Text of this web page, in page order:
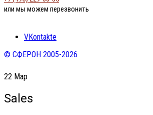
или мы можем перезвонить
VKontakte
© СФЕРОН 2005-2026
22 Мар
Sales